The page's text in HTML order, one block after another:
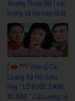
Vương Thoại Mỹ | cải
lương xã hội hay nhất
6992 Video] Cải
Lương Xã Hội Siêu
Hay " LỠ BƯỚC SANG
NGANG " Cải Lương Lệ